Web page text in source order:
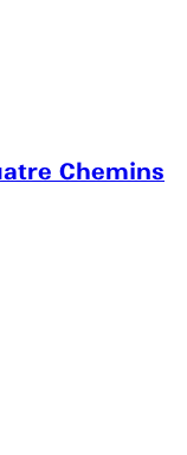
Chemins